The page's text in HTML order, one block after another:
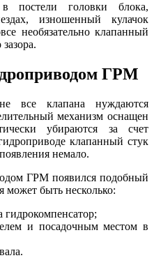
постели головки блока,
изношенный кулачок
необязательно клапанный
ГРМ
все клапана нуждаются
механизм оснащен
убираются за счет
клапанный стук
немало.
ГРМ появился подобный
может быть несколько:
и посадочным местом в